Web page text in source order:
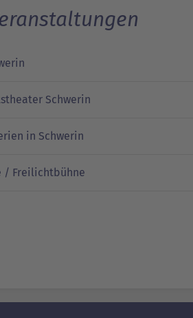
Schwerin
in Schwerin
/ Freilichtbühne